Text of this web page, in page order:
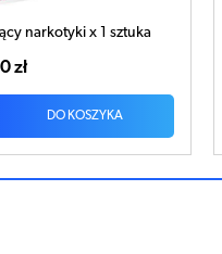
narkotyki x 1 sztuka
zł
DO KOSZYKA